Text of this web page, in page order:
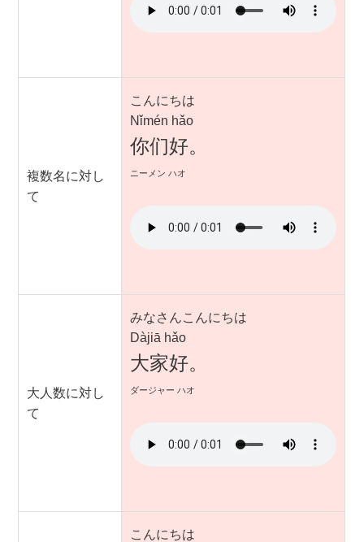
複数名に対し
て
こんにちは
Nǐmén hǎo
你们好。
ニーメン ハオ
大人数に対し
て
みなさんこんにちは
Dàjiā hǎo
大家好。
ダージャー ハオ
こんにちは